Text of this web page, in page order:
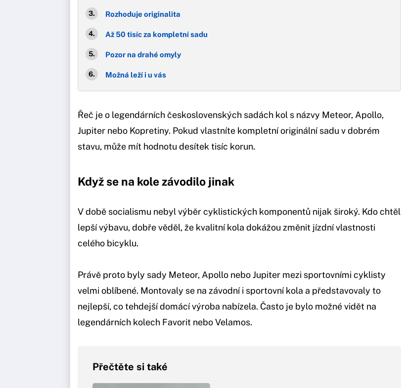
Rozhoduje originalita
Až 50 tisíc za kompletní sadu
Pozor na drahé omyly
Možná leží i u vás
Řeč je o legendárních československých sadách kol s názvy Meteor, Apollo,
Jupiter nebo Kopretiny. Pokud vlastníte kompletní originální sadu v dobrém
stavu, může mít hodnotu desítek tisíc korun.
Když se na kole závodilo jinak
V době socialismu nebyl výběr cyklistických komponentů nijak široký. Kdo chtěl
lepší výbavu, dobře věděl, že kvalitní kola dokážou změnit jízdní vlastnosti
celého bicyklu.
Právě proto byly sady Meteor, Apollo nebo Jupiter mezi sportovními cyklisty
velmi oblíbené. Montovaly se na závodní i sportovní kola a představovaly to
nejlepší, co tehdejší domácí výroba nabízela. Často je bylo možné vidět na
legendárních kolech Favorit nebo Velamos.
Přečtěte si také